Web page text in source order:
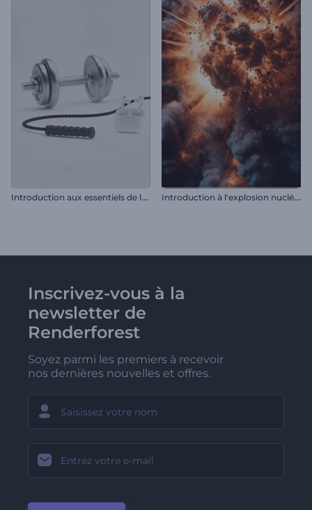
I
ntroduction aux essentiels de la salle de sport I
ntroduction à l'explosion nucléaire
Inscrivez-vous à la
newsletter de
Renderforest
Soyez parmi les premiers à recevoir
nos dernières nouvelles et offres.